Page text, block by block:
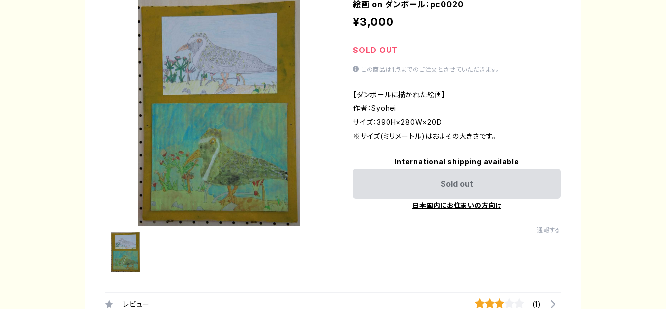
絵画 on ダンボール：pc0020
¥3,000
SOLD OUT
この商品は1点までのご注文とさせていただきます。
【ダンボールに描かれた絵画】
作者：Syohei
サイズ：390H×280W×20D
※サイズ(ミリメートル)はおよその大きさです。
International shipping available
Sold out
日本国内にお住まいの方向け
通報する
レビュー (1)